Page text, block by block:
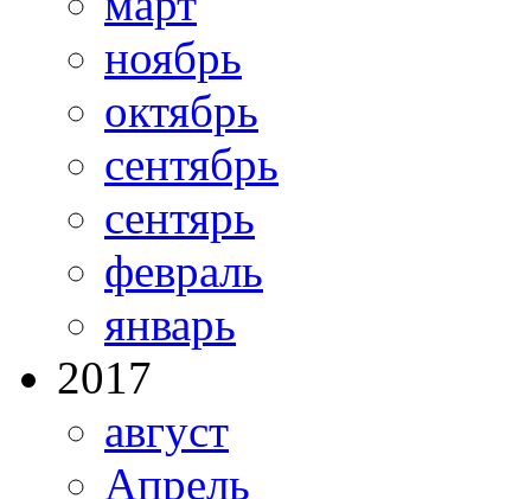
ноябрь
октябрь
сентябрь
сентярь
февраль
январь
2017
август
Апрель